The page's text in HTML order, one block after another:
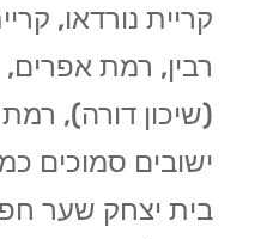
קריית נורדאו,
רבין, רמת אפרים,
(שיכון דורה), רמת
ישובים סמוכים
בית יצחק שער